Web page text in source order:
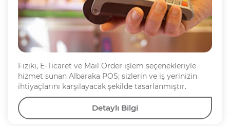
Fiziki, E-Ticaret ve Mail Order işlem seçenekleriyle
hizmet sunan Albaraka POS; sizlerin ve iş yerinizin
ihtiyaçlarını karşılayacak şekilde tasarlanmıştır.
Detaylı Bilgi